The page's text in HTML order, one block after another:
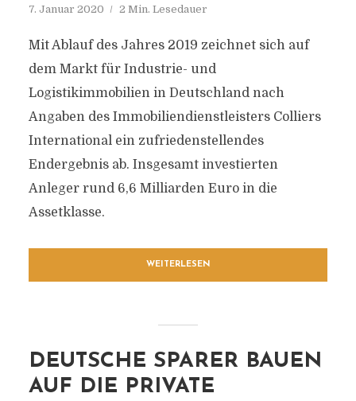
7. Januar 2020 2 Min. Lesedauer
Mit Ablauf des Jahres 2019 zeichnet sich auf
dem Markt für Industrie- und
Logistikimmobilien in Deutschland nach
Angaben des Immobiliendienstleisters Colliers
International ein zufriedenstellendes
Endergebnis ab. Insgesamt investierten
Anleger rund 6,6 Milliarden Euro in die
Assetklasse.
WEITERLESEN
DEUTSCHE SPARER BAUEN
AUF DIE PRIVATE